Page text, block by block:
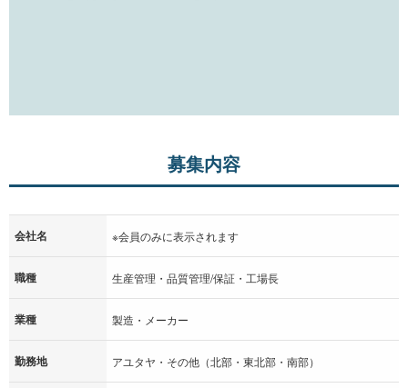
募集内容
会社名 ※会員のみに表示されます
職種 生産管理・品質管理/保証・工場長
業種 製造・メーカー
勤務地 アユタヤ・その他（北部・東北部・南部）